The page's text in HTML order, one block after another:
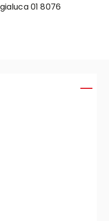
01 8076